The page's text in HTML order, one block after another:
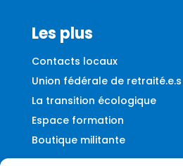
Les plus
Contacts locaux
Union fédérale de retraité.e.s
La transition écologique
Espace formation
Boutique militante